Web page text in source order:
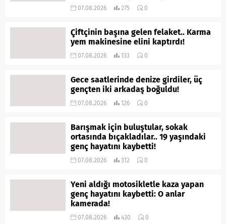
07.08.2026 275 0
Çiftçinin başına gelen felaket.. Karma
yem makinesine elini kaptırdı!
07.08.2026 133 0
Gece saatlerinde denize girdiler, üç
gençten iki arkadaş boğuldu!
07.08.2026 126 0
Barışmak için buluştular, sokak
ortasında bıçakladılar.. 19 yaşındaki
genç hayatını kaybetti!
07.08.2026 312 0
Yeni aldığı motosikletle kaza yapan
genç hayatını kaybetti: O anlar
kamerada!
07.08.2026 430 0